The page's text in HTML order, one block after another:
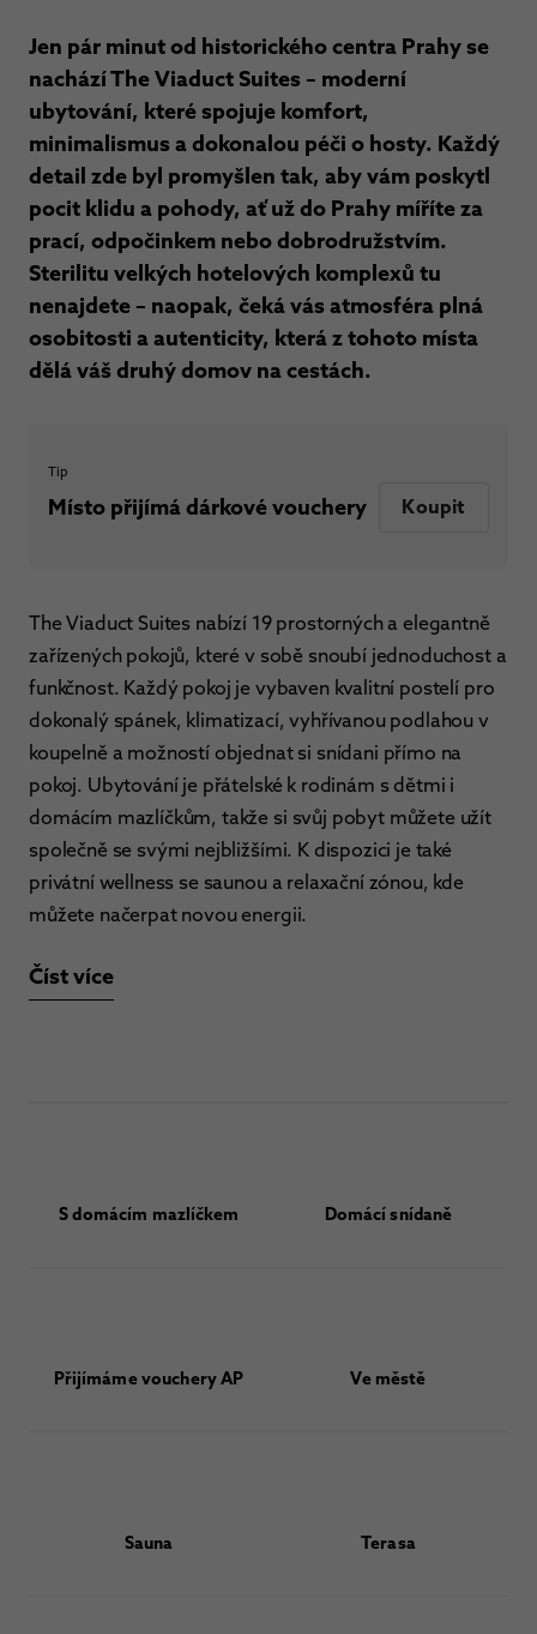
Jen pár minut od historického centra Prahy se
nachází The Viaduct Suites – moderní
ubytování, které spojuje komfort,
minimalismus a dokonalou péči o hosty. Každý
detail zde byl promyšlen tak, aby vám poskytl
pocit klidu a pohody, ať už do Prahy míříte za
prací, odpočinkem nebo dobrodružstvím.
Sterilitu velkých hotelových komplexů tu
nenajdete – naopak, čeká vás atmosféra plná
osobitosti a autenticity, která z tohoto místa
dělá váš druhý domov na cestách.
Tip
Místo přijímá dárkové vouchery Koupit
The Viaduct Suites nabízí 19 prostorných a elegantně
zařízených pokojů, které v sobě snoubí jednoduchost a
funkčnost. Každý pokoj je vybaven kvalitní postelí pro
dokonalý spánek, klimatizací, vyhřívanou podlahou v
koupelně a možností objednat si snídani přímo na
pokoj. Ubytování je přátelské k rodinám s dětmi i
domácím mazlíčkům, takže si svůj pobyt můžete užít
společně se svými nejbližšími. K dispozici je také
privátní wellness se saunou a relaxační zónou, kde
můžete načerpat novou energii.
Číst více
S domácím mazlíčkem Domácí snídaně
Přijímáme vouchery AP Ve městě
Sauna Terasa